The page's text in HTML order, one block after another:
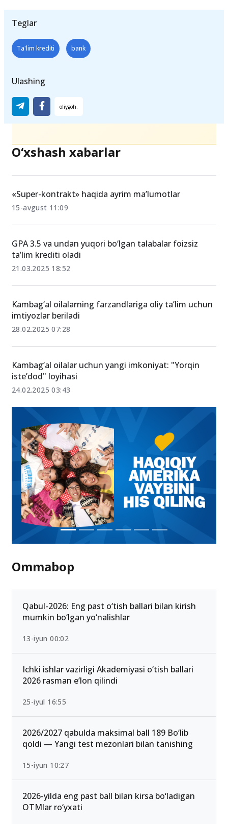
Teglar
Ta'lim krediti
Ulashing
O‘xshash xabarlar
«Super-kontrakt» haqida ayrim maʼlumotlar
15-avgust 11:09
ta’lim krediti oladi
21.03.2025 18:52
imtiyozlar beriladi
28.02.2025 07:28
24.02.2025 03:43
Ommabop
Qabul-2026: Eng past o‘tish ballari bilan kirish
mumkin bo‘lgan yo‘nalishlar
13-iyun 00:02
Ichki ishlar vazirligi Akademiyasi o‘tish ballari
2026 rasman e’lon qilindi
25-iyul 16:55
2026/2027 qabulda maksimal ball 189 Bo‘lib
qoldi — Yangi test mezonlari bilan tanishing
15-iyun 10:27